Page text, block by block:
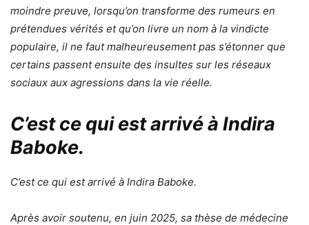
moindre preuve, lorsqu’on transforme des rumeurs en
prétendues vérités et qu’on livre un nom à la vindicte
populaire, il ne faut malheureusement pas s’étonner que
certains passent ensuite des insultes sur les réseaux
sociaux aux agressions dans la vie réelle.
C’est ce qui est arrivé à Indira
Baboke.
C’est ce qui est arrivé à Indira Baboke.
Après avoir soutenu, en juin 2025, sa thèse de médecine